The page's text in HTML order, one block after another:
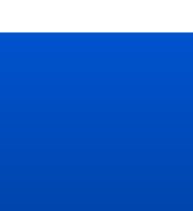
Square South Tower 16th
45-46, Kel. Karet Semanggi,
- 12930